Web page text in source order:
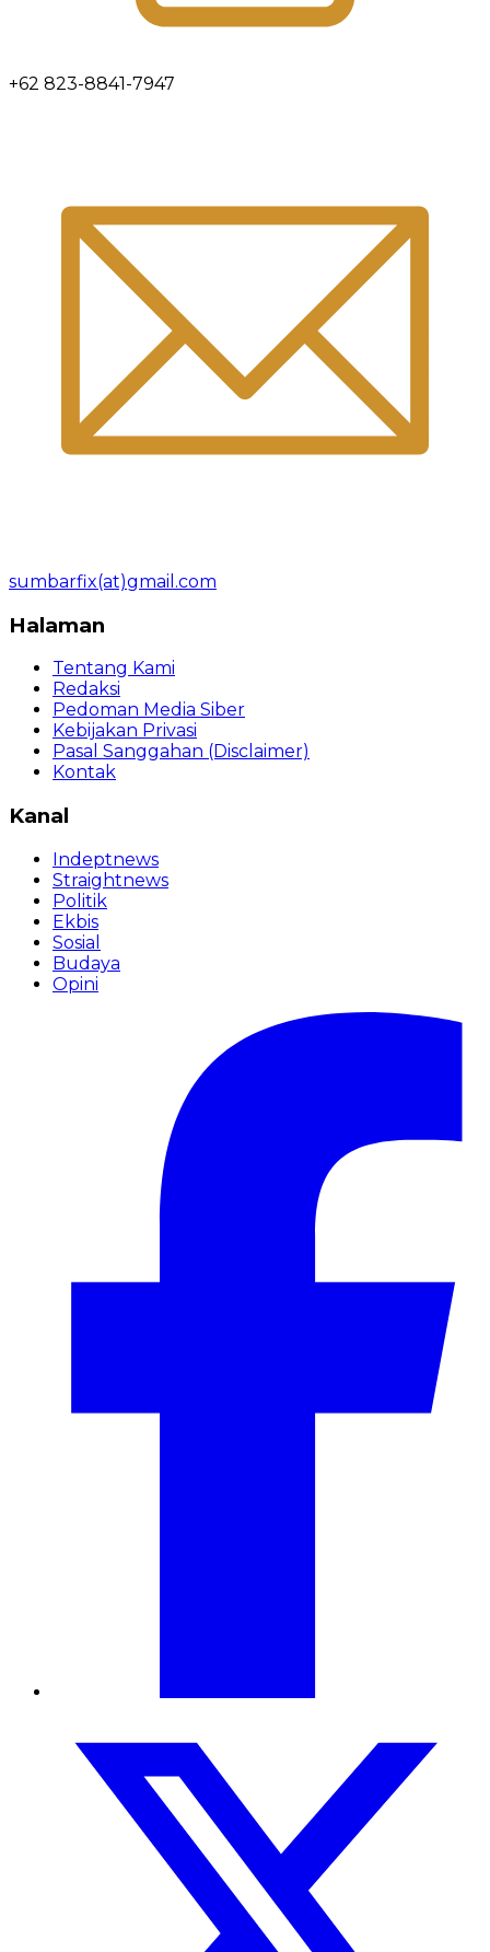
+62 823-8841-7947
sumbarfix(at)gmail.com
Halaman
Tentang Kami
Redaksi
Pedoman Media Siber
Kebijakan Privasi
Pasal Sanggahan (Disclaimer)
Kontak
Kanal
Indeptnews
Straightnews
Politik
Ekbis
Sosial
Budaya
Opini